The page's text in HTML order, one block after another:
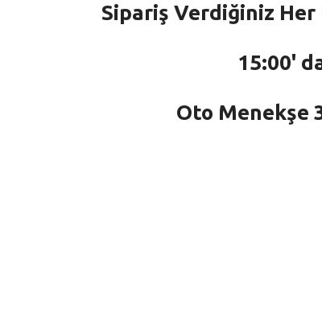
Sipariş Verdiğiniz Her
15:00'
Oto Menekşe